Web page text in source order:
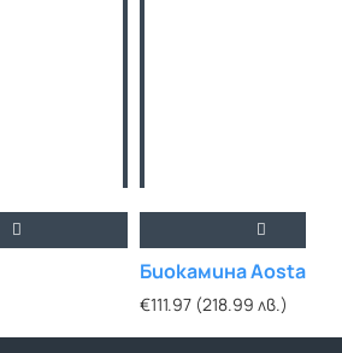
Биокамина Aosta
€111.97 (218.99 лв.)